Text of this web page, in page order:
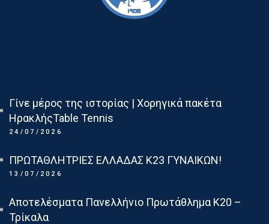
Γίνε μέρος της ιστορίας | Χορηγικά πακέτα
ΗρακλήςTable Tennis
24/07/2026
ΠΡΩΤΑΘΛΗΤΡΙΕΣ ΕΛΛΑΔΑΣ Κ23 ΓΥΝΑΙΚΩΝ!
13/07/2026
Αποτελέσματα Πανελλήνιο Πρωτάθλημα Κ20 –
Τρίκαλα